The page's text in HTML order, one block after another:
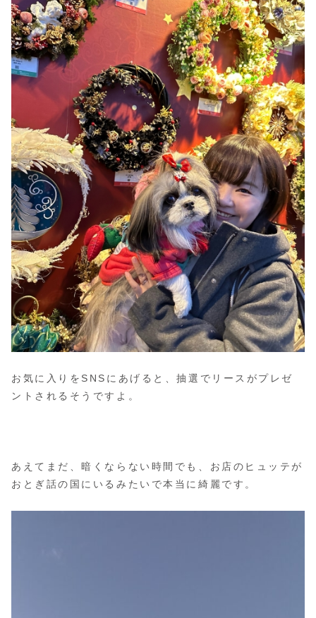
お気に入りをSNSにあげると、抽選でリースがプレゼ
ントされるそうですよ。
あえてまだ、暗くならない時間でも、お店のヒュッテが
おとぎ話の国にいるみたいで本当に綺麗です。